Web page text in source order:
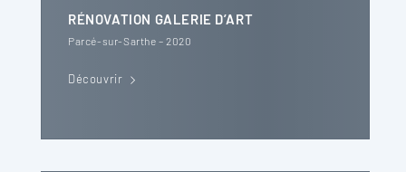
RÉNOVATION GALERIE D’ART
Parcé-sur-Sarthe – 2020
Découvrir